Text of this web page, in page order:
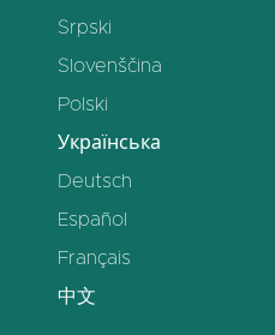
Srpski
Slovenščina
Polski
Українська
Deutsch
Español
Français
中文